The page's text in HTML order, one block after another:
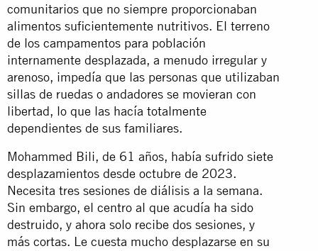
comunitarios que no siempre proporcionaban
alimentos suficientemente nutritivos. El terreno
de los campamentos para población
internamente desplazada, a menudo irregular y
arenoso, impedía que las personas que utilizaban
sillas de ruedas o andadores se movieran con
libertad, lo que las hacía totalmente
dependientes de sus familiares.
Mohammed Bili, de 61 años, había sufrido siete
desplazamientos desde octubre de 2023.
Necesita tres sesiones de diálisis a la semana.
Sin embargo, el centro al que acudía ha sido
destruido, y ahora solo recibe dos sesiones, y
más cortas. Le cuesta mucho desplazarse en su